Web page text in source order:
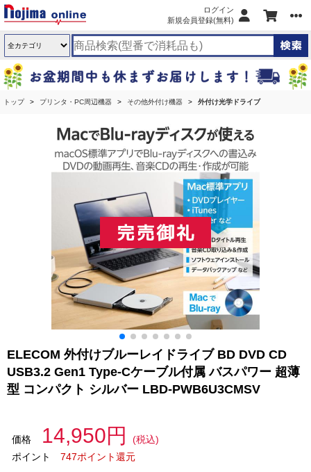
ログイン
新規会員登録(無料)
トップ プリンタ・PC周辺機器 その他外付け機器 外付け光学ドライブ
ELECOM 外付けブルーレイドライブ BD DVD CD
USB3.2 Gen1 Type-Cケーブル付属 バスパワー 超薄
型 コンパクト シルバー LBD-PWB6U3CMSV
価格 14,950円
(税込)
ポイント
747ポイント還元